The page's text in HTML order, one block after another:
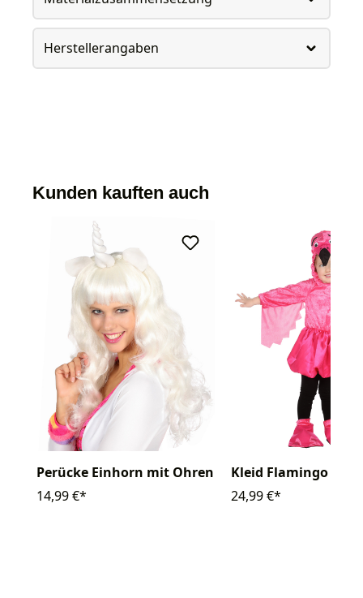
Herstellerangaben
Kunden kauften auch
Perücke Einhorn mit Ohren
14,99 €*
Kleid Flamingo mit
24,99 €*